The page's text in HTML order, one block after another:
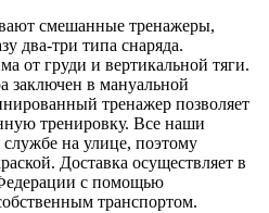
смешанные тренажеры,
два-три типа снаряда.
от груди и вертикальной тяги.
заключен в мануальной
тренажер позволяет
тренировку. Все наши
на улице, поэтому
Доставка осуществляет в
с помощью
транспортом.